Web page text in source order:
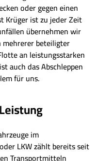
oder gegen einen
Krüger ist zu jeder Zeit
übernehmen wir
mehrerer beteiligter
an leistungsstarken
auch das Abschleppen
für uns.
im
LKW zählt bereits seit